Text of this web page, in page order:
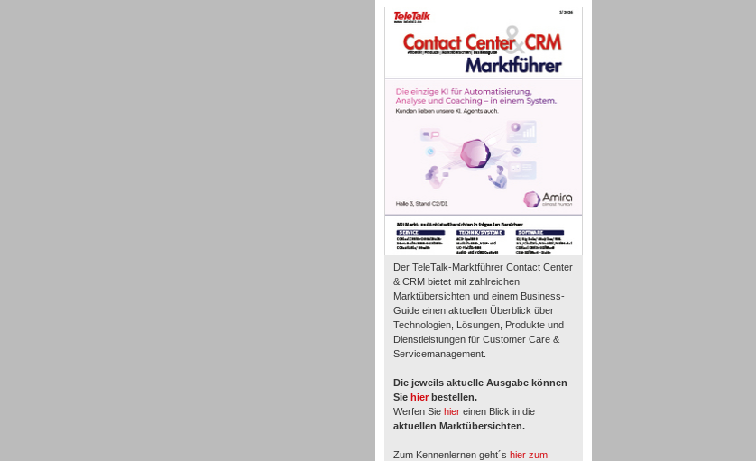
Der TeleTalk-Marktführer Contact Center
& CRM bietet mit zahlreichen
Marktübersichten und einem Business-
Guide einen aktuellen Überblick über
Technologien, Lösungen, Produkte und
Dienstleistungen für Customer Care &
Servicemanagement.
Die jeweils aktuelle Ausgabe können
Sie hier bestellen.
Werfen Sie hier einen Blick in die
aktuellen Marktübersichten.
Zum Kennenlernen geht´s hier zum